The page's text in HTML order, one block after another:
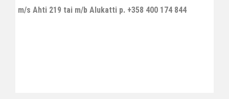
m/s Ahti 219 tai m/b Alukatti p. +358 400 174 844